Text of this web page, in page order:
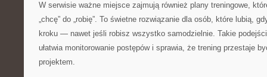
W serwisie ważne miejsce zajmują również plany treningowe,
„chcę” do „robię”. To świetne rozwiązanie dla osób, które lubią,
kroku — nawet jeśli robisz wszystko samodzielnie. Takie
ułatwia monitorowanie postępów i sprawia, że trening przestaje
projektem.